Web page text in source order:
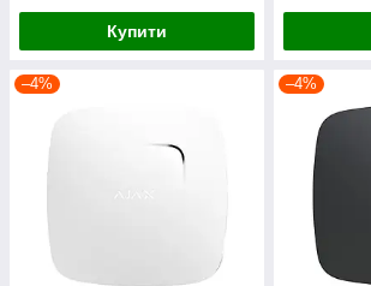
Купити
–4% –4%